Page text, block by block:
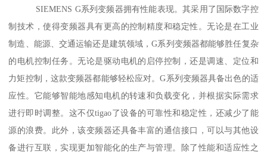
SIEMENS G系列变频器拥有性能表现。其采用了国际数字控
制技术，使得变频器具有更高的控制精度和稳定性。无论是在工业
制造、能源、交通运输还是建筑领域，G系列变频器都能够胜任复杂
的电机控制任务。无论是驱动电机的启停控制，还是调速、定位和
力矩控制，这款变频器都能够轻松应对。G系列变频器具备出色的适
应性。它能够智能地感知电机的转速和负载变化，并根据实际需求
进行即时调整。这不仅tigao了设备的可靠性和稳定性，还减少了能
源的浪费。此外，该变频器还具备丰富的通信接口，可以与其他设
备进行互联，实现更加智能化的生产与管理。除了性能和适应性之